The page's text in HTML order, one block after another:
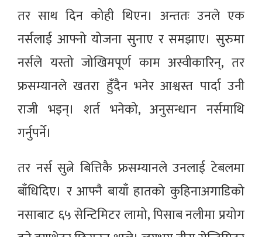
तर साथ दिन कोही थिएन। अन्ततः उनले एक
नर्सलाई आफ्नो योजना सुनाए र समझाए। सुरुमा
नर्सले यस्तो जोखिमपूर्ण काम अस्वीकारिन्, तर
फ्रसम्यानले खतरा हुँदैन भनेर आश्वस्त पार्दा उनी
राजी भइन्। शर्त भनेको, अनुसन्धान नर्समाथि
गर्नुपर्ने।
तर नर्स सुत्ने बित्तिकै फ्रसम्यानले उनलाई टेबलमा
बाँधिदिए। र आफ्नै बायाँ हातको कुहिनाअगाडिको
नसाबाट ६५ सेन्टिमिटर लामो, पिसाब नलीमा प्रयोग